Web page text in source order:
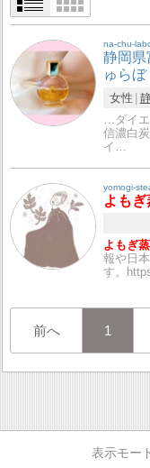
na-chu-
静岡県
ゅらぼ
女性
…ダイ
信濃白
イ…
yomogi-
よもぎ
よもぎ
報や日
す。
前へ 1